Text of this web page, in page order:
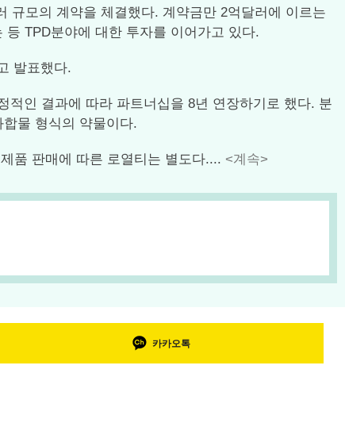
규모의 계약을 체결했다. 계약금만 2억달러에 이르는
TPD분야에 대한 투자를 이어가고 있다.
발표했다.
적인 결과에 따라 파트너십을 8년 연장하기로 했다. 분
물 형식의 약물이다.
품 판매에 따른 로열티는 별도다.... <계속>
카카오톡